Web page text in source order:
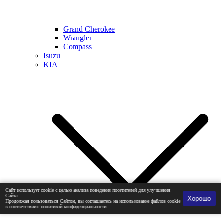
Grand Cherokee
Wrangler
Compass
Isuzu
KIA
Сайт использует cookie с целью анализа поведения посетителей для улучшения
Сайта.
Продолжая пользоваться Сайтом, вы соглашаетесь на использование файлов cookie
в соответствии сполитикой конфиденциальности.
Хорошо